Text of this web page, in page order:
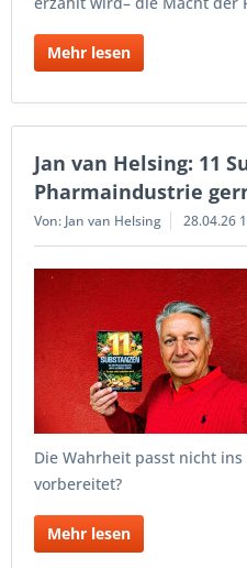
Mehr lesen
Jan van Helsing: 11
Pharmaindustrie
Von: Jan van Helsing 28.04.26
Die Wahrheit passt nicht ins
vorbereitet?
Mehr lesen